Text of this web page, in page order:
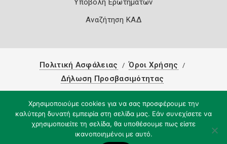
Υποβολή Ερωτημάτων
Αναζήτηση ΚΑΔ
Πολιτική Ασφάλειας
Όροι Χρήσης
Δήλωση Προσβασιμότητας
Χρησιμοποιούμε cookies για να σας προσφέρουμε την
καλύτερη δυνατή εμπειρία στη σελίδα μας. Εάν συνεχίσετε να
χρησιμοποιείτε τη σελίδα, θα υποθέσουμε πως είστε
ικανοποιημένοι με αυτό.